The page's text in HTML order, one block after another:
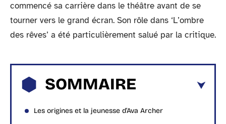
commencé sa carrière dans le théâtre avant de se
tourner vers le grand écran. Son rôle dans ‘L’ombre
des rêves’ a été particulièrement salué par la critique.
SOMMAIRE
Les origines et la jeunesse d’Ava Archer